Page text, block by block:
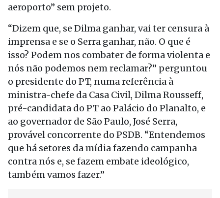
aeroporto” sem projeto.
“Dizem que, se Dilma ganhar, vai ter censura à
imprensa e se o Serra ganhar, não. O que é
isso? Podem nos combater de forma violenta e
nós não podemos nem reclamar?” perguntou
o presidente do PT, numa referência à
ministra-chefe da Casa Civil, Dilma Rousseff,
pré-candidata do PT ao Palácio do Planalto, e
ao governador de São Paulo, José Serra,
provável concorrente do PSDB. “Entendemos
que há setores da mídia fazendo campanha
contra nós e, se fazem embate ideológico,
também vamos fazer.”